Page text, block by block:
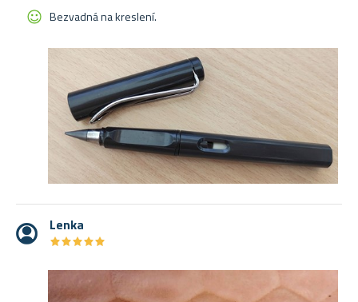
Bezvadná na kreslení.
Lenka
★★★★★
★★★★★